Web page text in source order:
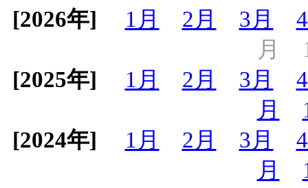
[2026年] 1月 2月 3月
月
[2025年]
1月 2月 3月
月
[2024年]
1月 2月 3月
月